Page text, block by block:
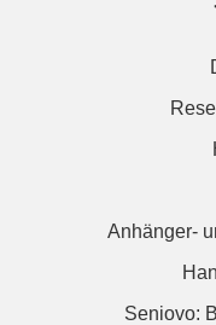
Anhänger-
Seniovo: